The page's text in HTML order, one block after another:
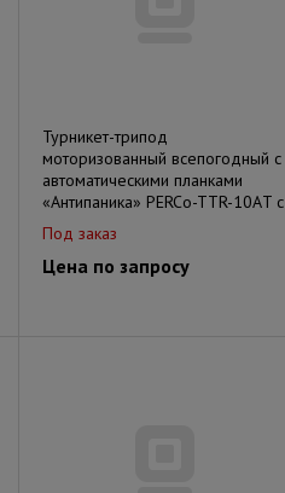
Турникет-трипод
моторизованный всепогодный с
автоматическими планками
«Антипаника» PERCo-TTR-10АT с
Под заказ
Цена по запросу